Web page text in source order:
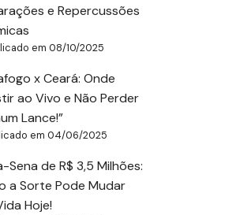
e Repercussões
em 08/10/2025
x Ceará: Onde
ao Vivo e Não Perder
Lance!”
em 04/06/2025
Sena de R$ 3,5 Milhões:
a Sorte Pode Mudar
Hoje!